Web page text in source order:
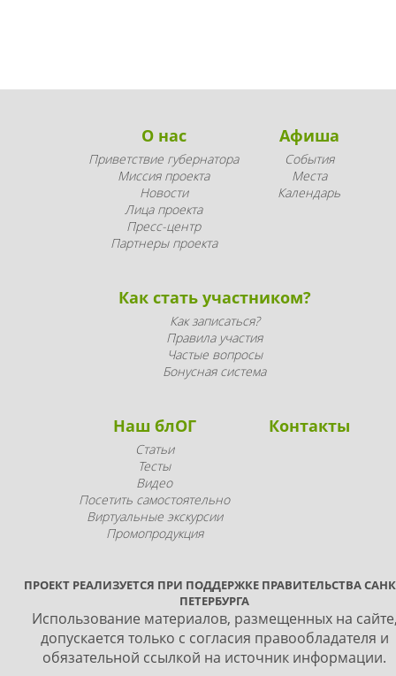
О нас
Приветствие губернатора
Миссия проекта
Новости
Лица проекта
Пресс-центр
Партнеры проекта
Афиша
События
Места
Календарь
Как стать участником?
Как записаться?
Правила участия
Частые вопросы
Бонусная система
Наш блОГ
Статьи
Тесты
Видео
Посетить самостоятельно
Виртуальные экскурсии
Промопродукция
Контакты
ПРОЕКТ РЕАЛИЗУЕТСЯ ПРИ ПОДДЕРЖКЕ ПРАВИТЕЛЬСТВА
ПЕТЕРБУРГА
Использование материалов, размещенных на
допускается только с согласия правообладателя и
обязательной ссылкой на источник информации.